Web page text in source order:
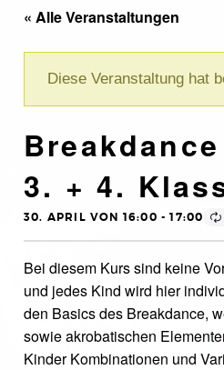
« Alle Veranstaltungen
Diese Veranstaltung hat
3. + 4.
30. APRIL VON 16:00 -17:00
Bei diesem Kurs sind keine
und jedes Kind wird hier
den Basics des Breakdance,
sowie akrobatischen
Kinder Kombinationen und